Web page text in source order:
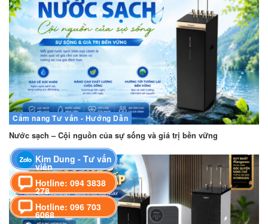
Cẩm nang Tư vấn - Hướng Dẫn
Nước sạch – Cội nguồn của sự sống và giá trị bền vững
Kim Dung - Tư vấn
viên
Hotline: 094 3838
278
Hotline: 096 703
6068